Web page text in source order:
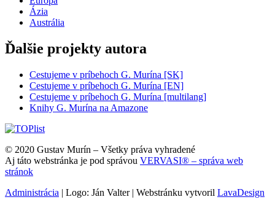
Ázia
Austrália
Ďalšie projekty autora
Cestujeme v príbehoch G. Murína [SK]
Cestujeme v príbehoch G. Murína [EN]
Cestujeme v príbehoch G. Murína [multilang]
Knihy G. Murína na Amazone
© 2020 Gustav Murín – Všetky práva vyhradené
Aj táto webstránka je pod správou VERVASI® – správa web
stránok
Administrácia | Logo: Ján Valter | Webstránku vytvoril LavaDesign